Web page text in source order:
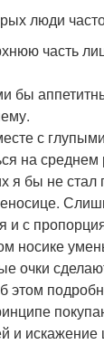
люди
часть
бы
с
на
я бы не
с
носике
очки
этом
и